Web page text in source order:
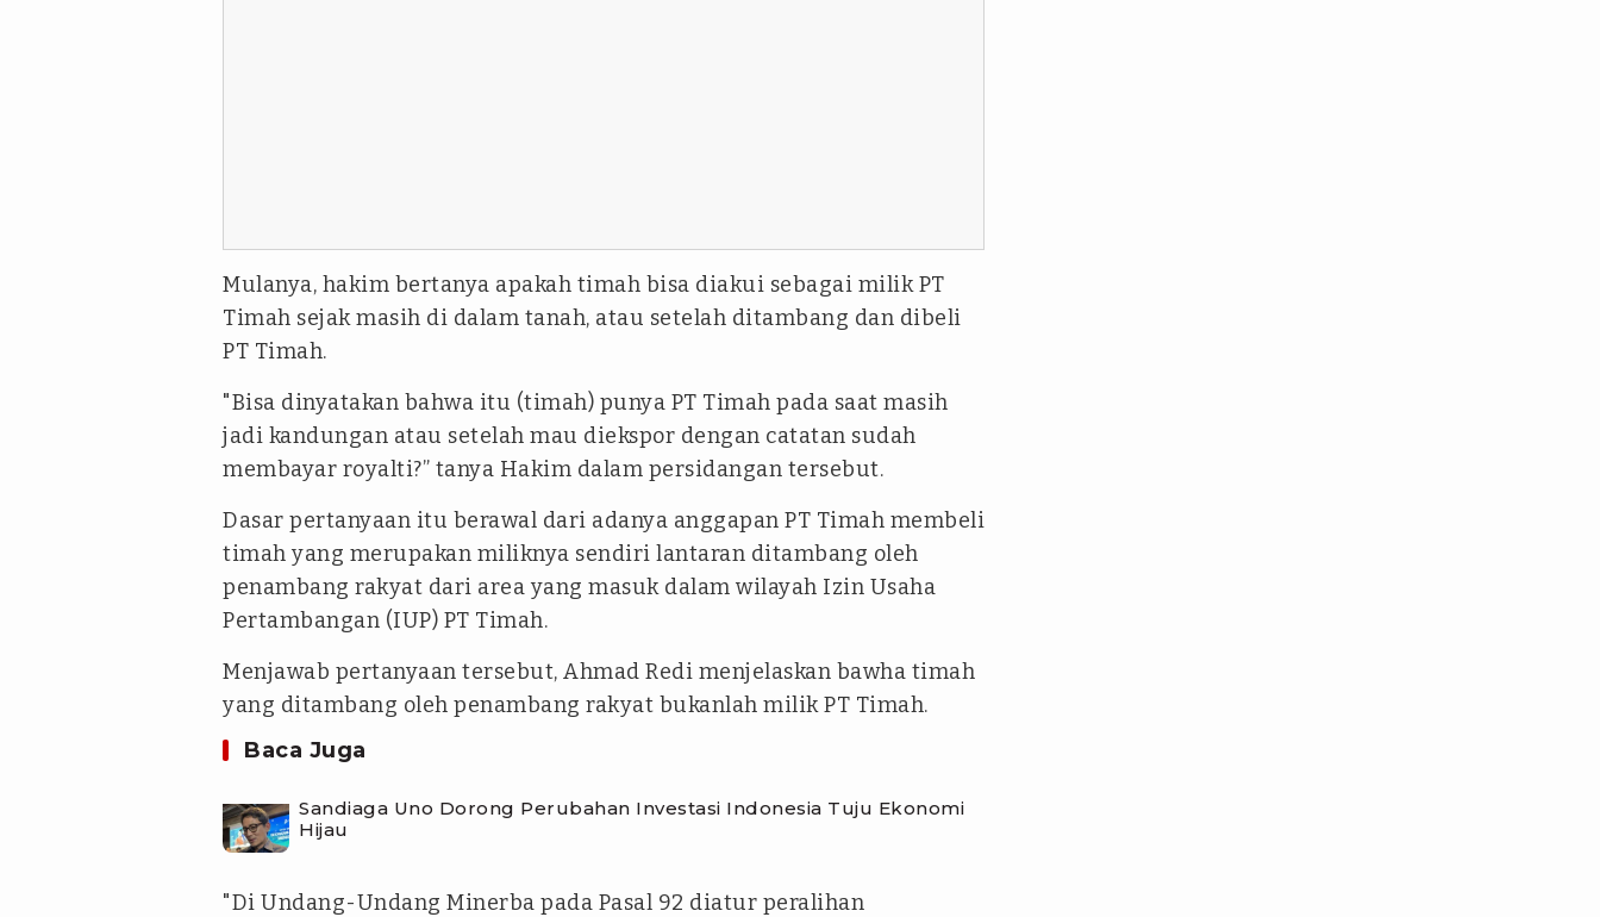
Mulanya, hakim bertanya apakah timah bisa diakui sebagai milik PT
Timah sejak masih di dalam tanah, atau setelah ditambang dan dibeli
PT Timah.
"Bisa dinyatakan bahwa itu (timah) punya PT Timah pada saat masih
jadi kandungan atau setelah mau diekspor dengan catatan sudah
membayar royalti?” tanya Hakim dalam persidangan tersebut.
Dasar pertanyaan itu berawal dari adanya anggapan PT Timah membeli
timah yang merupakan miliknya sendiri lantaran ditambang oleh
penambang rakyat dari area yang masuk dalam wilayah Izin Usaha
Pertambangan (IUP) PT Timah.
Menjawab pertanyaan tersebut, Ahmad Redi menjelaskan bawha timah
yang ditambang oleh penambang rakyat bukanlah milik PT Timah.
Baca Juga
Sandiaga Uno Dorong Perubahan Investasi Indonesia Tuju Ekonomi
Hijau
"Di Undang-Undang Minerba pada Pasal 92 diatur peralihan